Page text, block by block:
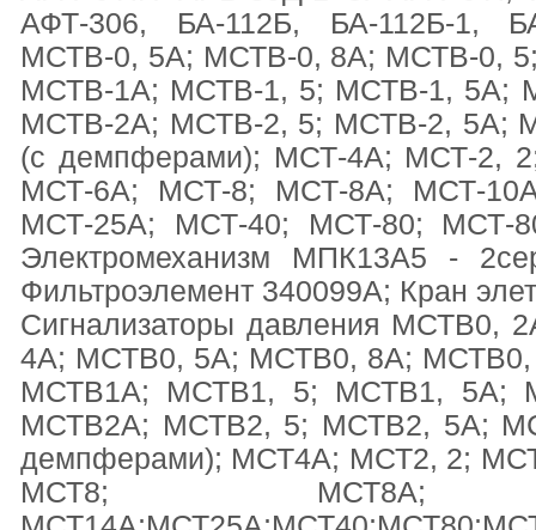
АФТ-306, БА-112Б, БА-112Б-1,
МСТВ-0, 5А; МСТВ-0, 8А; МСТВ-0,
МСТВ-1А; МСТВ-1, 5; МСТВ-1, 5А;
МСТВ-2А; МСТВ-2, 5; МСТВ-2, 5А;
(с демпферами); МСТ-4А; МСТ-2,
МСТ-6А; МСТ-8; МСТ-8А; МСТ-
МСТ-25А; МСТ-40; МСТ-80; МСТ-
Электромеханизм МПК13А5 -
Фильтроэлемент 340099А; Кран
Сигнализаторы давления
4А; МСТВ0, 5А; МСТВ0, 8А;
МСТВ1А; МСТВ1, 5; МСТВ1, 5А;
МСТВ2А; МСТВ2, 5; МСТВ2, 5А;
демпферами); МСТ4А; МСТ2, 2;
МСТ8; МСТ8А;